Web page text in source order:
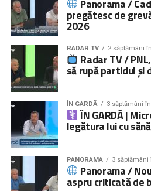
Panorama /
pregătesc de
2026
RADAR TV 2 săptămâni
Radar TV /
să rupă partidul și
ÎN GARDĂ 3 săptămâni
ÎN GARDĂ |
legătura lui cu
PANORAMA 3
Panorama /
aspru criticată de